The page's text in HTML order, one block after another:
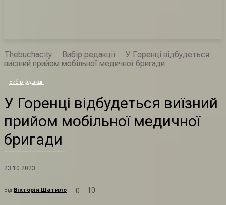
Thebuchacity Вибір редакції
У Горенці відбудеться
виїзний прийом мобільної медичної бригади
Вибір редакції
У Горенці відбудеться виїзний
прийом мобільної медичної
бригади
23.10.2023
Від Вікторія Шатило 0 10